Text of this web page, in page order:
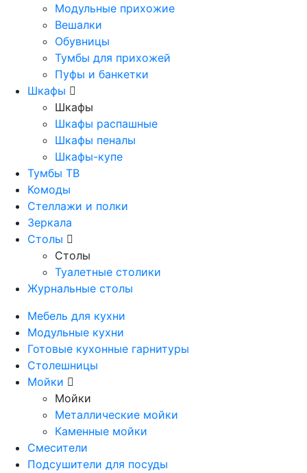
Модульные прихожие
Вешалки
Обувницы
Тумбы для прихожей
Пуфы и банкетки
Шкафы
Шкафы
Шкафы распашные
Шкафы пеналы
Шкафы-купе
Тумбы ТВ
Комоды
Стеллажи и полки
Зеркала
Столы
Столы
Туалетные столики
Журнальные столы
Мебель для кухни
Модульные кухни
Готовые кухонные гарнитуры
Столешницы
Мойки
Мойки
Металлические мойки
Каменные мойки
Смесители
Подсушители для посуды